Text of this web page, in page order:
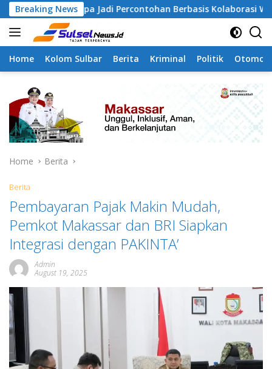
Skip
to
content
Breaking News
Jadi Percontohan Berbasis Kolaborasi Warga
Home Kolom Sulbar Berita Kriminal Politik
Home Berita
Berita
Pembayaran Pajak Makin Mudah,
Pemkot Makassar dan BRI Siapkan
Integrasi dengan PAKINTA’
Admin
August 19, 2025